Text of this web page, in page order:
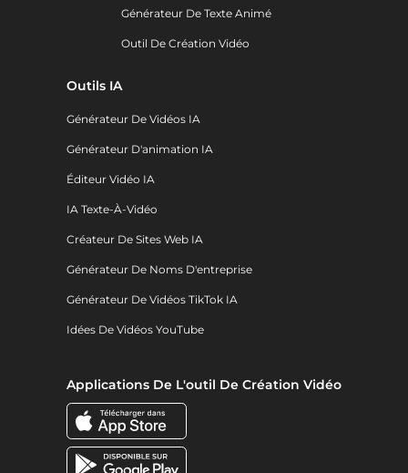
Générateur De Texte Animé
Outil De Création Vidéo
Outils IA
Générateur De Vidéos IA
Générateur D'animation IA
Éditeur Vidéo IA
IA Texte-À-Vidéo
Créateur De Sites Web IA
Générateur De Noms D'entreprise
Générateur De Vidéos TikTok IA
Idées De Vidéos YouTube
Applications De L'outil De Création Vidéo